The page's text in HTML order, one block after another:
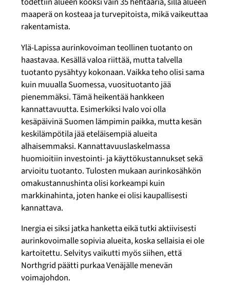
maaperä on kosteaa ja turvepitoista, mikä vaikeuttaa
rakentamista.
Ylä-Lapissa aurinkovoiman teollinen tuotanto on
haastavaa. Kesällä valoa riittää, mutta talvella
tuotanto pysähtyy kokonaan. Vaikka teho olisi sama
kuin muualla Suomessa, vuosituotanto jää
pienemmäksi. Tämä heikentää hankkeen
kannattavuutta. Esimerkiksi Ivalo voi olla
kesäpäivinä Suomen lämpimin paikka, mutta kesän
keskilämpötila jää eteläisempiä alueita
alhaisemmaksi. Kannattavuuslaskelmassa
huomioitiin investointi- ja käyttökustannukset sekä
arvioitu tuotanto. Tulosten mukaan aurinkosähkön
omakustannushinta olisi korkeampi kuin
markkinahinta, joten hanke ei olisi kaupallisesti
kannattava.
Inergia ei siksi jatka hanketta eikä tutki aktiivisesti
aurinkovoimalle sopivia alueita, koska sellaisia ei ole
kartoitettu. Selvitys vaikutti myös siihen, että
Northgrid päätti purkaa Venäjälle menevän
voimajohdon.